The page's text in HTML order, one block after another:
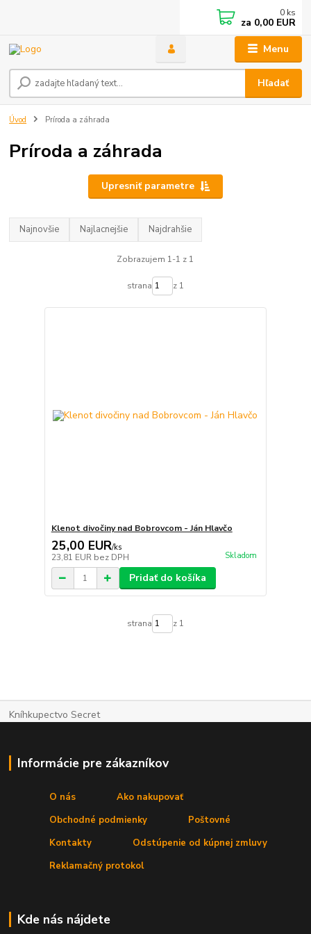
Menu
Hľadať
0 ks
za 0,00 EUR
Úvod Príroda a záhrada
Príroda a záhrada
Upresniť parametre
Najnovšie Najlacnejšie Najdrahšie
Zobrazujem 1-1 z 1
strana z 1
Klenot divočiny nad Bobrovcom - Ján Hlavčo
25,00 EUR/ks
23,81 EUR bez DPH Skladom
Pridať do košíka
strana z 1
Kníhkupectvo Secret
Informácie pre zákazníkov
O nás
Ako nakupovať
Obchodné podmienky
Poštovné
Kontakty
Odstúpenie od kúpnej zmluvy
Reklamačný protokol
Kde nás nájdete